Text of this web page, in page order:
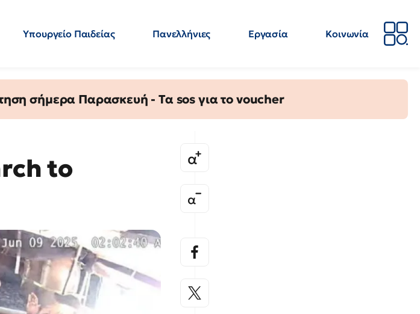
Υπουργείο Παιδείας Πανελλήνιες Εργασία
Κοινωνία
σήμερα Παρασκευή - Τα sos για το voucher
to